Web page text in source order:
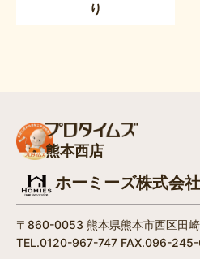
り
熊本西店
ホーミーズ株式会社
〒860-0053 熊本県熊本市西区田
TEL.0120-967-747 FAX.096-